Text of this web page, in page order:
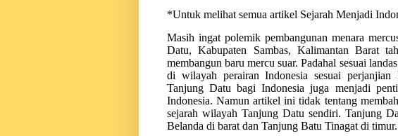
*Untuk melihat semua artikel Sejarah Menjadi
Masih ingat polemik pembangunan menara
Datu, Kabupaten Sambas, Kalimantan Barat
membangun baru mercu suar. Padahal sesuai
di wilayah perairan Indonesia sesuai
Tanjung Datu bagi Indonesia juga menjadi
Indonesia. Namun artikel ini tidak tentang
sejarah wilayah Tanjung Datu sendiri. Tanjung
Belanda di barat dan Tanjung Batu Tinagat di timur.